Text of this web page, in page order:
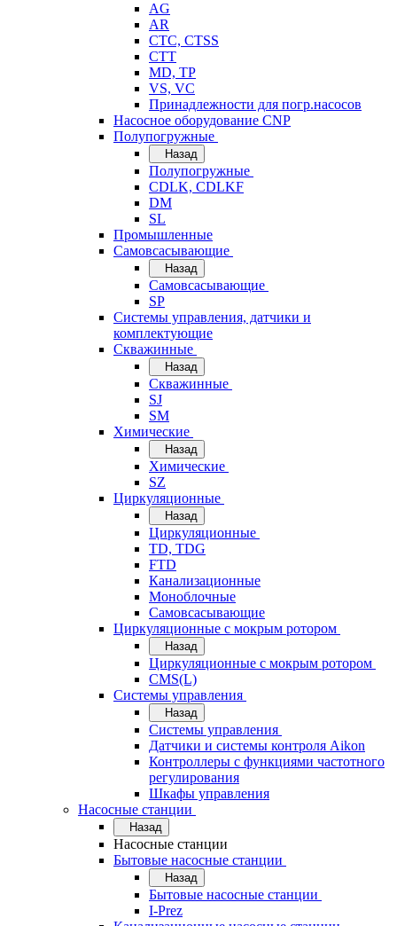
AG
AR
CTC, CTSS
CTT
MD, TP
VS, VC
Принадлежности для погр.насосов
Насосное оборудование CNP
Полупогружные
Назад
Полупогружные
CDLK, CDLKF
DM
SL
Промышленные
Самовсасывающие
Назад
Самовсасывающие
SP
Системы управления, датчики и
комплектующие
Скважинные
Назад
Скважинные
SJ
SM
Химические
Назад
Химические
SZ
Циркуляционные
Назад
Циркуляционные
TD, TDG
FTD
Канализационные
Моноблочные
Самовсасывающие
Циркуляционные с мокрым ротором
Назад
Циркуляционные с мокрым ротором
CMS(L)
Системы управления
Назад
Системы управления
Датчики и системы контроля Aikon
Контроллеры с функциями частотного
регулирования
Шкафы управления
Насосные станции
Назад
Насосные станции
Бытовые насосные станции
Назад
Бытовые насосные станции
I-Prez